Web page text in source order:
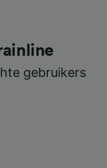
gebruikers